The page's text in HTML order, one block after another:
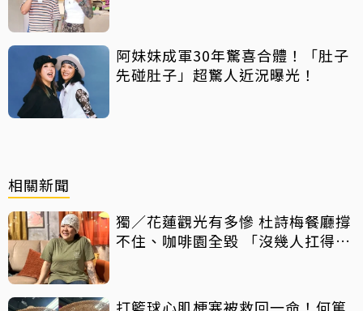
阿妹妹成軍30年驚喜合體！「肚子
先碰肚子」超驚人近況曝光！
相關新聞
獨／花蓮觀光有多慘 杜詩梅餐廳撐
不住、咖啡園全毀 「沒幾人扛得
打籃球心肌梗塞被救回一命！何篤